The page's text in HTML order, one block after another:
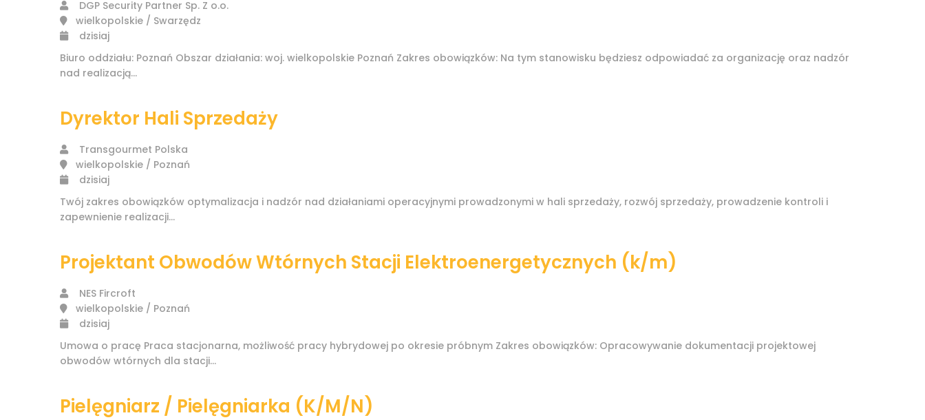
DGP Security Partner Sp. Z o.o.
wielkopolskie / Swarzędz
dzisiaj
Biuro oddziału: Poznań Obszar działania: woj. wielkopolskie Poznań Zakres obowiązków: Na tym stanowisku będziesz odpowiadać za organizację oraz nadzór
nad realizacją...
Dyrektor Hali Sprzedaży
Transgourmet Polska
wielkopolskie / Poznań
dzisiaj
Twój zakres obowiązków optymalizacja i nadzór nad działaniami operacyjnymi prowadzonymi w hali sprzedaży, rozwój sprzedaży, prowadzenie kontroli i
zapewnienie realizacji...
Projektant Obwodów Wtórnych Stacji Elektroenergetycznych (k/m)
NES Fircroft
wielkopolskie / Poznań
dzisiaj
Umowa o pracę Praca stacjonarna, możliwość pracy hybrydowej po okresie próbnym Zakres obowiązków: Opracowywanie dokumentacji projektowej
obwodów wtórnych dla stacji...
Pielęgniarz / Pielęgniarka (K/M/N)